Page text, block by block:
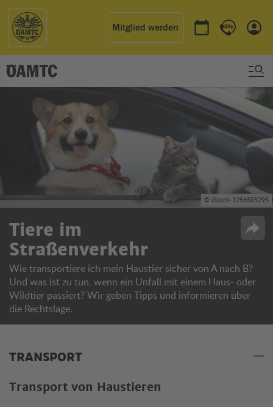
Mitglied werden
Termin buchen
Kontakt &
© iStock-1256505295
Tiere im
Straßenverkehr
Wie transportiere ich mein Haustier sicher von A nach B?
Und was ist zu tun, wenn ein Unfall mit einem Haus- oder
Wildtier passiert? Wir geben Tipps und informieren über
die Rechtslage.
TRANSPORT
Transport von Haustieren